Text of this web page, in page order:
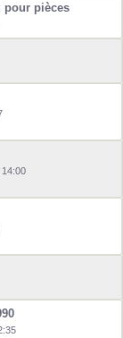
pour pièces
14:00